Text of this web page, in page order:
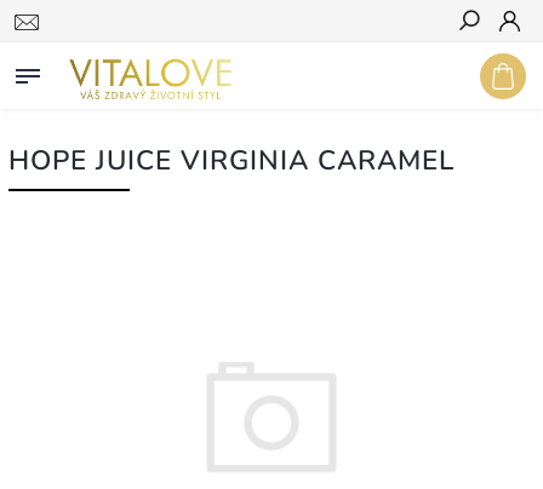
Hledat
HOPE JUICE VIRGINIA CARAMEL